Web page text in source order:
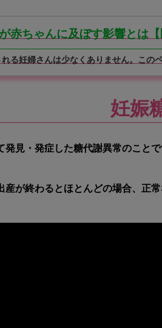
赤ちゃんに及ぼす影響とは【
る妊婦さんは少なくありません。こ
妊娠
発見・発症した糖代謝異常のこと
産が終わるとほとんどの場合、正